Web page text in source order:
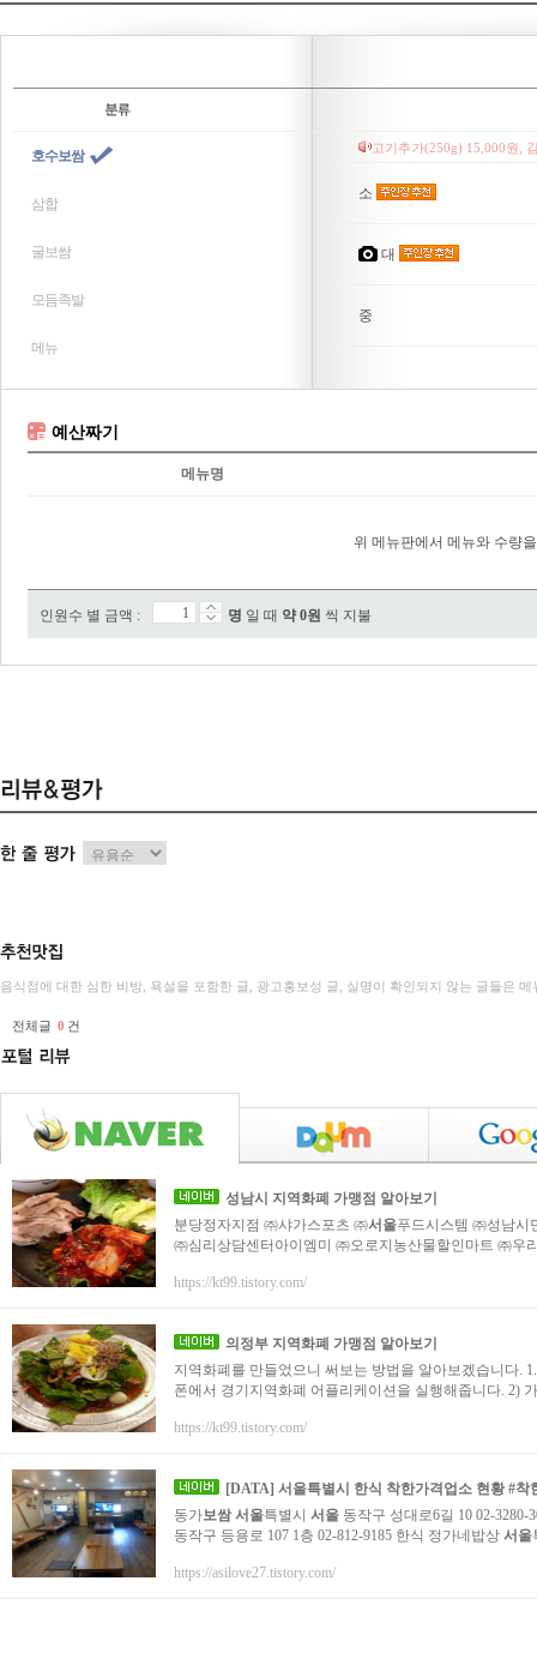
호수보쌈
삼합
굴보쌈
모듬족발
메뉴
고기추가(250g) 15,000원,
소
대
중
예산짜기
메뉴명
위 메뉴판에서 메뉴와 수량
인원수 별 금액 : 명 일 때 약0원 씩 지불
음식점에 대한 심한 비방, 욕설을 포함한 글, 광고홍보성 글, 실명이 확인되지 않는 글들은
전체글 0 건
성남시 지역화폐 가맹점 알아보기
분당정자지점 ㈜샤가스포츠 ㈜서울푸드시스템 ㈜성남시
㈜심리상담센터아이엠미 ㈜오로지농산물할인마트 ㈜우
https://kt99.tistory.com/
의정부 지역화폐 가맹점 알아보기
지역화폐를 만들었으니 써보는 방법을 알아보겠습니다.
폰에서 경기지역화폐 어플리케이션을 실행해줍니다. 2)
https://kt99.tistory.com/
[DATA] 서울특별시 한식 착한가격업소 현황 #착
동가보쌈 서울특별시 서울 동작구 성대로6길 10 02-
동작구 등용로 107 1층 02-812-9185 한식 정가네밥상 서울
https://asilove27.tistory.com/